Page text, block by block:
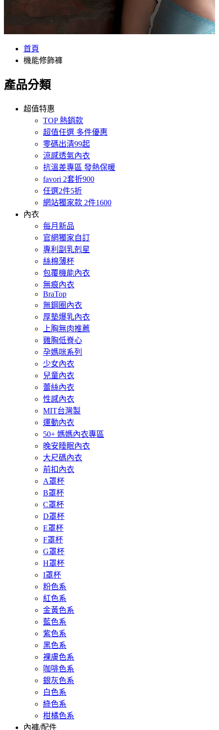
首頁
機能修飾褲
產品分類
超值特惠
TOP 熱銷款
超值任選 多件優惠
零碼出清99起
涼感透氣內衣
抗溫差專區 發熱保暖
favori 2套折900
任選2件5折
網站獨家款 2件1600
內衣
每月新品
官網獨家自訂
專利副乳剋星
絲棉薄杯
包覆機能內衣
無痕內衣
BraTop
無鋼圈內衣
厚墊爆乳內衣
上胸無肉推薦
雞胸低脊心
孕媽咪系列
少女內衣
兒童內衣
蕾絲內衣
性感內衣
MIT台灣製
運動內衣
50+ 媽媽內衣專區
晚安睡眠內衣
大尺碼內衣
前扣內衣
A罩杯
B罩杯
C罩杯
D罩杯
E罩杯
F罩杯
G罩杯
H罩杯
I罩杯
粉色系
紅色系
金黃色系
藍色系
紫色系
黑色系
裸膚色系
咖啡色系
銀灰色系
白色系
綠色系
柑橘色系
內褲/配件